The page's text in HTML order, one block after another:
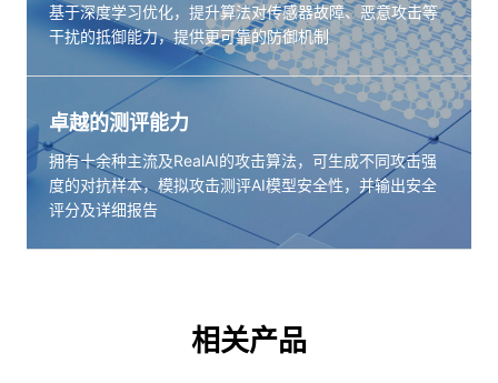
基于深度学习优化，提升算法对传感器故障、恶意攻击等
干扰的抵御能力，提供更可靠的防御机制
卓越的测评能力
拥有十余种主流及RealAI的攻击算法，可生成不同攻击强
度的对抗样本，模拟攻击测评AI模型安全性，并输出安全
评分及详细报告
相关产品